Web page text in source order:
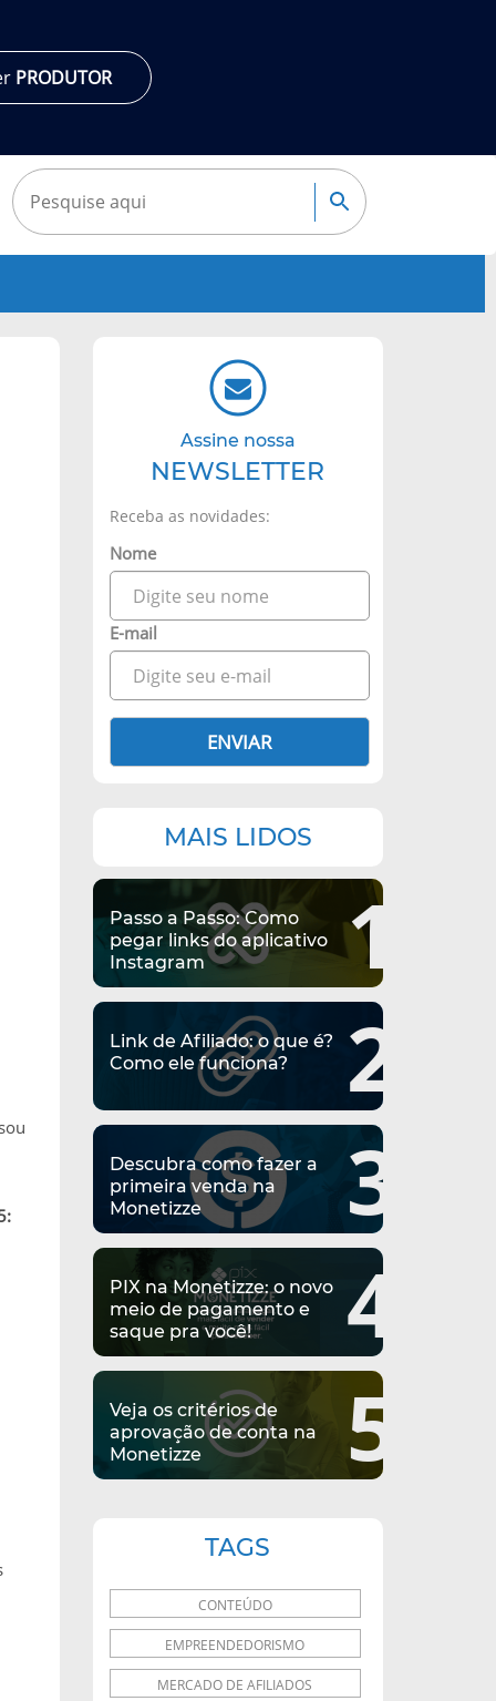
PRODUTOR
Pesquisar:
Pesquisa
Navegação
complementar
Assine nossa
NEWSLETTER
Receba as novidades:
Nome
E-mail
ENVIAR
MAIS LIDOS
1
Passo a Passo: Como
pegar links do aplicativo
Instagram
2
Link de Afiliado: o que é?
Como ele funciona?
3
Descubra como fazer a
primeira venda na
Monetizze
4
PIX na Monetizze: o novo
meio de pagamento e
saque pra você!
5
Veja os critérios de
aprovação de conta na
Monetizze
TAGS
CONTEÚDO
EMPREENDEDORISMO
MERCADO DE AFILIADOS